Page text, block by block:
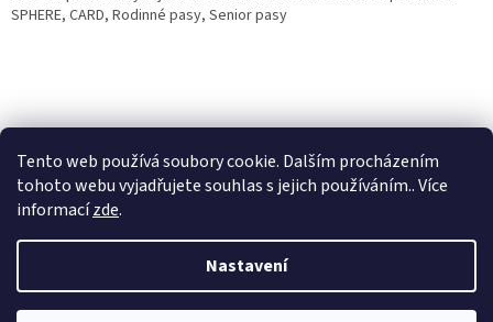
Tento web používá soubory cookie. Dalším procházením
tohoto webu vyjadřujete souhlas s jejich používáním.. Více
informacízde.
Nastavení
nastavená Věrnostní sleva 3% - 10% na Všechny Vaše další nákupy. Čím
víc nakoupíte, tím větší slevu můžete získat. Vaše objednávky se sčítají.
Využít můžete i "Slevové kody" nebo DOPRAVU ZDARMA. Přejeme
SPHERE, CARD, Rodinné pasy, Senior pasy
Copyright 2026Eshop Jana. Všechna práva vyhrazena.